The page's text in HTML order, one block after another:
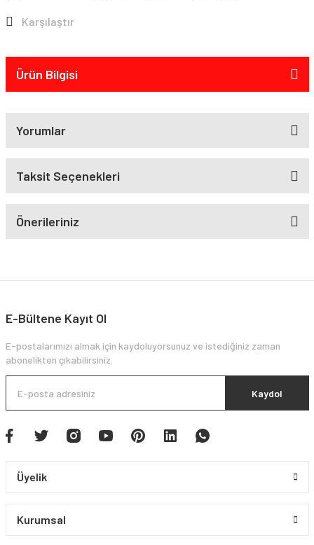
Karşılaştır
Ürün Bilgisi
Yorumlar
Taksit Seçenekleri
Önerileriniz
E-Bültene Kayıt Ol
E-postalarımızı almak için kaydoluyorsunuz ve istediğiniz zaman
abonelikten çıkabilirsiniz.
Kaydol
Üyelik
Kurumsal